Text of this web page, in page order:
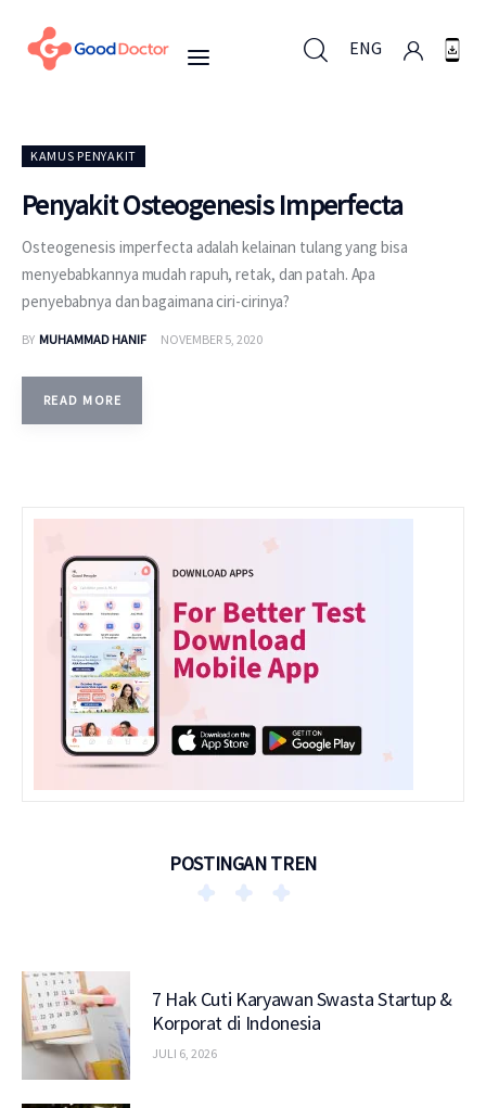
ENG
Untuk Bisnis
Untuk Anda
Mengapa Good Doctor
Berita
KAMUS PENYAKIT
Penyakit Osteogenesis Imperfecta
Osteogenesis imperfecta adalah kelainan tulang yang bisa
menyebabkannya mudah rapuh, retak, dan patah. Apa
penyebabnya dan bagaimana ciri-cirinya?
BY MUHAMMAD HANIF NOVEMBER 5, 2020
READ MORE
POSTINGAN TREN
7 Hak Cuti Karyawan Swasta Startup &
Korporat di Indonesia
JULI 6, 2026